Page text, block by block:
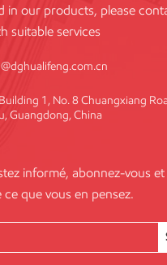
aux exigences de
in our products, please
suitable services
1, No. 8 Chuangxiang
Guangdong, China
informé, abonnez-vous
que vous en pensez.